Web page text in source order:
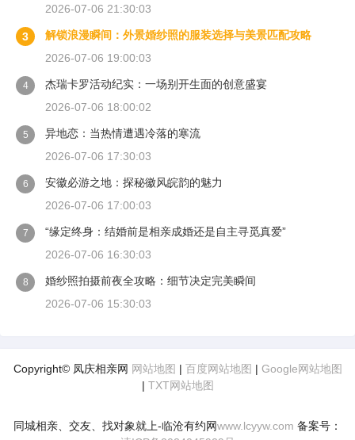
2026-07-06 21:30:03
3
解锁浪漫瞬间：外景婚纱照的服装选择与美景匹配攻略
2026-07-06 19:00:03
4
杰瑞卡罗活动纪实：一场别开生面的创意盛宴
2026-07-06 18:00:02
5
异地恋：当热情遭遇冷落的寒流
2026-07-06 17:30:03
6
安徽必游之地：探秘徽风皖韵的魅力
2026-07-06 17:00:03
7
“缘定终身：结婚前是相亲成婚还是自主寻觅真爱”
2026-07-06 16:30:03
8
婚纱照拍摄前夜全攻略：细节决定完美瞬间
2026-07-06 15:30:03
Copyright© 凤庆相亲网 网站地图 | 百度网站地图 | Google网站地图
| TXT网站地图
同城相亲、交友、找对象就上-临沧有约网www.lcyyw.com 备案号：